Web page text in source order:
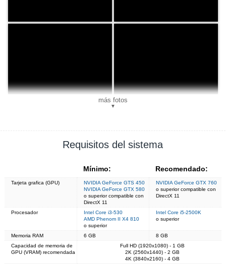
más fotos
▼
Requisitos del sistema
Mínimo: Recomendado:
Tarjeta grafica (GPU)
NVIDIA GeForce GTS 450
NVIDIA GeForce GTX 580
o superior compatible con
DirectX 11
NVIDIA GeForce GTX 760
o superior compatible con
DirectX 11
Procesador
Intel Core i3-530
AMD Phenom II X4 810
o superior
Intel Core i5-2500K
o superior
Memoria RAM 6 GB
8 GB
Capacidad de memoria de
GPU (VRAM) recomendada
Full HD (1920x1080) - 1 GB
2K (2560x1440) - 2 GB
4K (3840x2160) - 4 GB